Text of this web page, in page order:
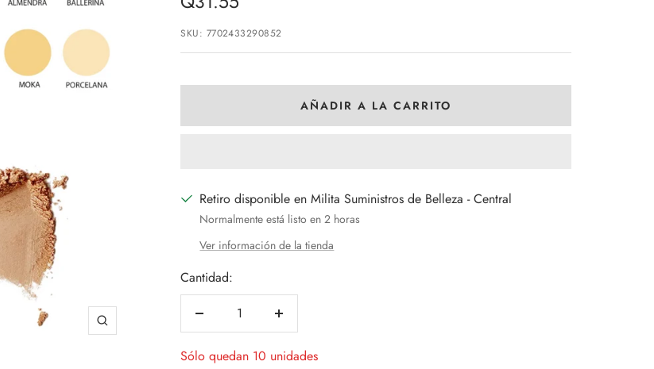
Zoom
de
venta
SKU: 7702433290852
AÑADIR A LA CARRITO
Retiro disponible en Milita Suministros de Belleza - Central
Normalmente está listo en 2 horas
Ver información de la tienda
Cantidad:
Decrecer
Aumentar
Sólo quedan 10 unidades